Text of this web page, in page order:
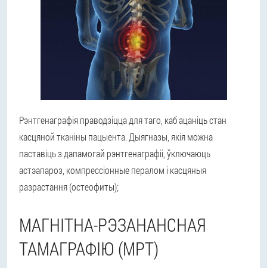
Рэнтгенаграфія праводзіцца для таго, каб ацаніць стан
касцяной тканіны пацыента. Дыягназы, якія можна
паставіць з дапамогай рэнтгенаграфіі, ўключаюць
астэапароз, компрессіонные пералом і касцяныя
разрастання (остеофиты);
МАГНІТНА-РЭЗАНАНСНАЯ
ТАМАГРАФІЮ (МРТ)